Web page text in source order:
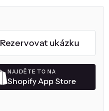
Rezervovat ukázku
NAJDĚTE TO NA
Shopify App Store